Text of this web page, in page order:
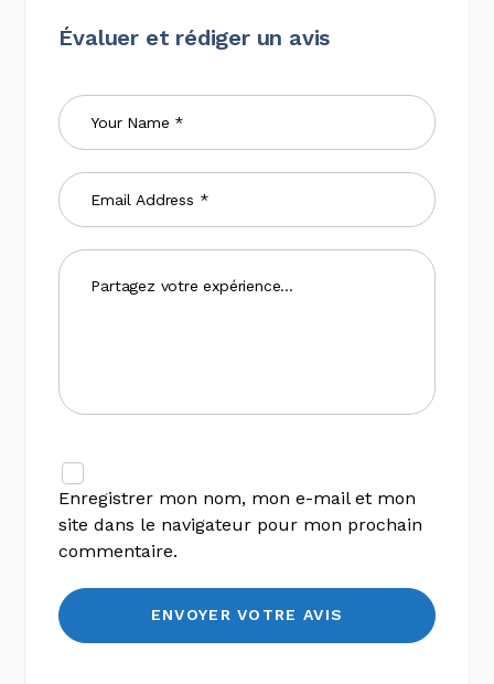
Évaluer et rédiger un avis
Enregistrer mon nom, mon e-mail et mon
site dans le navigateur pour mon prochain
commentaire.